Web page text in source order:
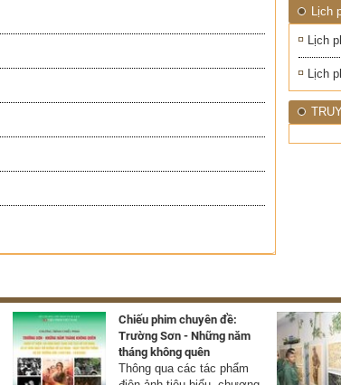
Lịch
Lịch
Lịch
Chiếu phim chuyên đề:
Trường Sơn - Những năm
tháng không quên
Thông qua các tác phẩm